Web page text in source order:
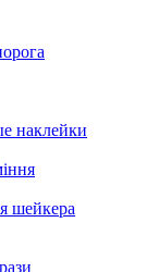
наклейки
шейкера